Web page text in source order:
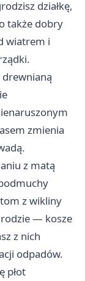
działkę,
także dobry
wiatrem i
drewnianą
zmienia
z matą
z wikliny
— kosze
z nich
odpadów.
płot